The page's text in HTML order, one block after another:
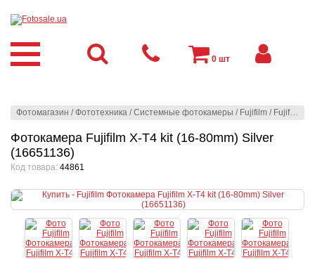
Фотомагазин /Фототехника /Системные фотокамеры / Fujifilm / Fujifilm
Фотокамера Fujifilm X-T4 kit (16-80mm) Silver
(16651136)
Код товара: 44861
0 шт